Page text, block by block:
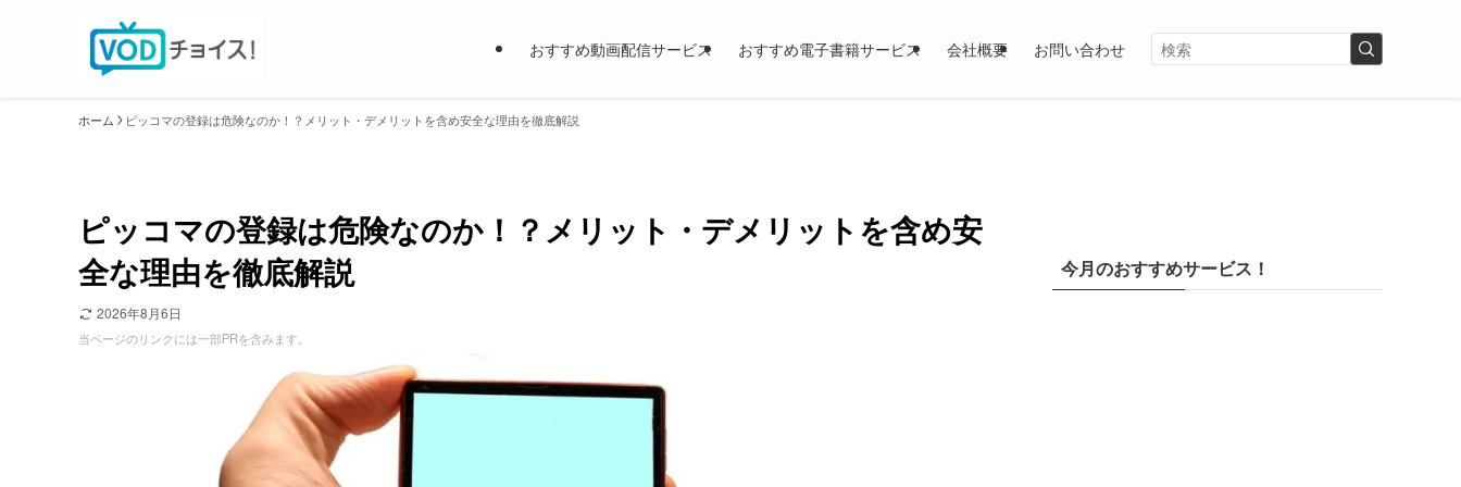
おすすめ動画配信サービス おすすめ電子書籍サービス 会社概要 お問い合わせ
ホーム ピッコマの登録は危険なのか！？メリット・デメリットを含め安全な理由を徹底解説
ピッコマの登録は危険なのか！？メリット・デメリットを含め安
全な理由を徹底解説
2026年8月6日
当ページのリンクには一部PRを含みます。
今月のおすすめサービス！